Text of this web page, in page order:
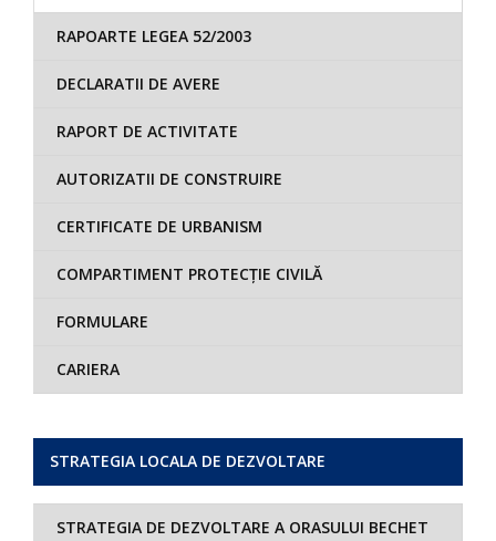
RAPOARTE LEGEA 52/2003
DECLARATII DE AVERE
RAPORT DE ACTIVITATE
AUTORIZATII DE CONSTRUIRE
CERTIFICATE DE URBANISM
COMPARTIMENT PROTECȚIE CIVILĂ
FORMULARE
CARIERA
STRATEGIA LOCALA DE DEZVOLTARE
STRATEGIA DE DEZVOLTARE A ORASULUI BECHET